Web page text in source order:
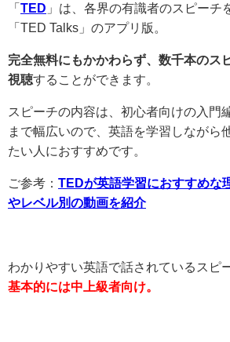
「 TED 」は、各界の有識者のスピーチ
「TED Talks」のアプリ版。
完全無料にもかかわらず、数千本のス
視聴することができます。
スピーチの内容は、初心者向けの入門
まで幅広いので、英語を学習しながら
たい人におすすめです。
ご参考： TEDが英語学習におすすめな
やレベル別の動画を紹介
わかりやすい英語で話されているスピ
基本的には中上級者向け。